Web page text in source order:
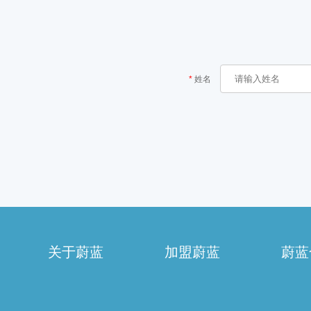
姓名
关于蔚蓝 加盟蔚蓝 蔚